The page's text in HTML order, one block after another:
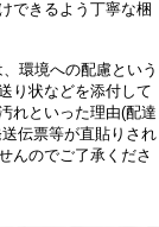
できるよう丁寧な梱
環境への配慮という
り状などを添付して
れといった理由(配達
伝票等が直貼りされ
んのでご了承くださ